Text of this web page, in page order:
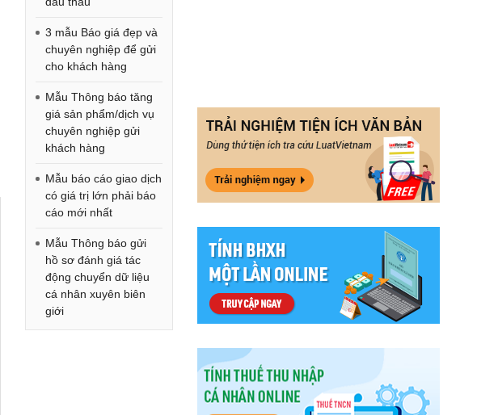
3 mẫu Báo giá đẹp và
chuyên nghiệp để gửi
cho khách hàng
Mẫu Thông báo tăng
giá sản phẩm/dịch vụ
chuyên nghiệp gửi
khách hàng
Mẫu báo cáo giao dịch
có giá trị lớn phải báo
cáo mới nhất
Mẫu Thông báo gửi
hồ sơ đánh giá tác
động chuyển dữ liệu
cá nhân xuyên biên
giới